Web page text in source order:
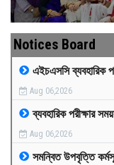
ACADEMICS
GALLERY
MEDIA
PAYMENT
Notices Board
এইচএসসি ব্যবহারিক
Aug 06,2026
ব্যবহারিক পরীক্ষার
Aug 06,2026
সমন্বিত উপবৃত্তি